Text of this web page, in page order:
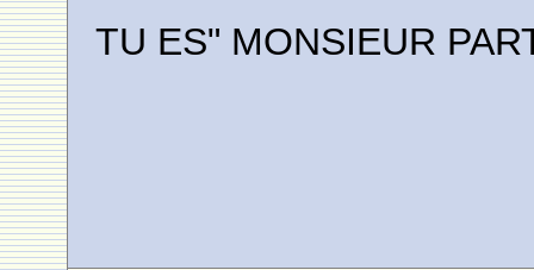
TU ES" MONSIEUR